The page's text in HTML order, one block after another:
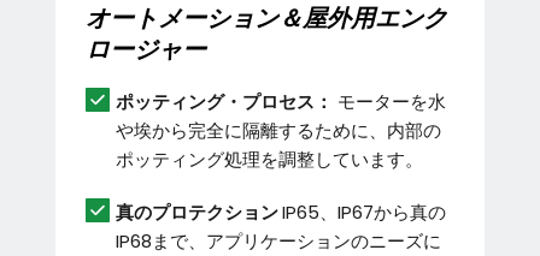
オートメーション＆屋外用エンク
ロージャー
ポッティング・プロセス： モーターを水
や埃から完全に隔離するために、内部の
ポッティング処理を調整しています。
真のプロテクション IP65、IP67から真の
IP68まで、アプリケーションのニーズに